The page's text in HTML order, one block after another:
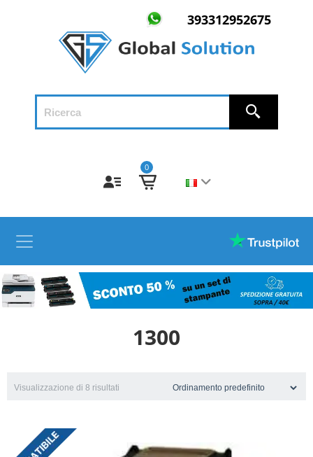
393312952675
0
1300
Visualizzazione di 8 risultati